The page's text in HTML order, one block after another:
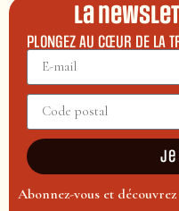
La
PLONGEZ AU CŒUR DE LA
Je
Abonnez-vous et découvrez